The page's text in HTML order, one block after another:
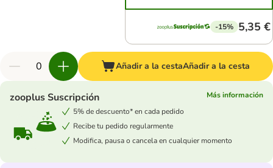
-15% 5,35 €
Añadir a la cestaAñadir a la cesta
zooplus Suscripción
Más información
5% de descuento* en cada pedido
Recibe tu pedido regularmente
Modifica, pausa o cancela en cualquier momento